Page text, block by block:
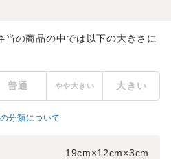
当の商品の中では以下の大きさに
普通 やや大きい 大きい
分類について
19cm×12cm×3cm